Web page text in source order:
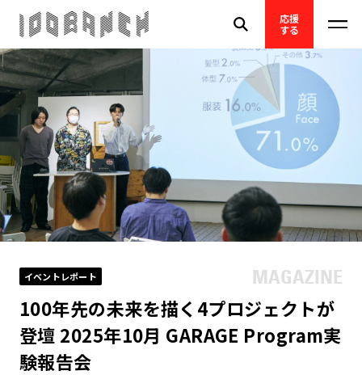
応援
する
イベントレポート
100年先の未来を描く4プロジェクトが
登壇 2025年10月 GARAGE Program実
験報告会